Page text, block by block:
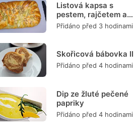
Listová kapsa s
pestem, rajčetem a
mozzarellou
Přidáno před 3 hodinami
Skořicová bábovka II
Přidáno před 4 hodinami
Dip ze žluté pečené
papriky
Přidáno před 4 hodinami